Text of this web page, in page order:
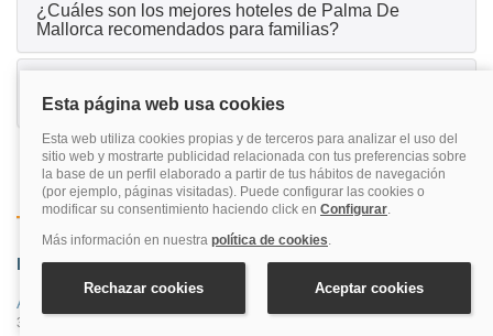
¿Cuáles son los mejores hoteles de Palma De
Mallorca recomendados para familias?
Mallorca que tienen spa?
Zonas cercanas Islas españolas Islas del mundo
Provincia
Aeropuerto De Palma De Mallorca
30 hoteles